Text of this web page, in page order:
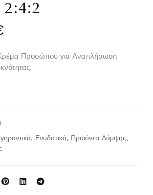
2:4:2
Κρέμα Προσώπου για Αναπλήρωση
, Ενυδατικά, Προϊόντα Λάμψης,